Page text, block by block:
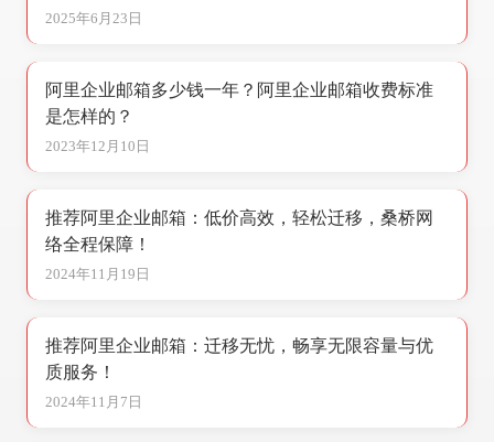
2025年6月23日
阿里企业邮箱多少钱一年？阿里企业邮箱收费标准
是怎样的？
2023年12月10日
推荐阿里企业邮箱：低价高效，轻松迁移，桑桥网
络全程保障！
2024年11月19日
推荐阿里企业邮箱：迁移无忧，畅享无限容量与优
质服务！
2024年11月7日